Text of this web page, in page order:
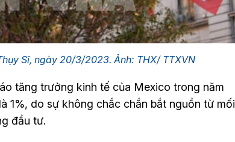
Sĩ, ngày 20/3/2023. Ảnh: THX/ TTXVN
tăng trưởng kinh tế của Mexico trong năm
1%, do sự không chắc chắn bắt nguồn từ mối
đầu tư.